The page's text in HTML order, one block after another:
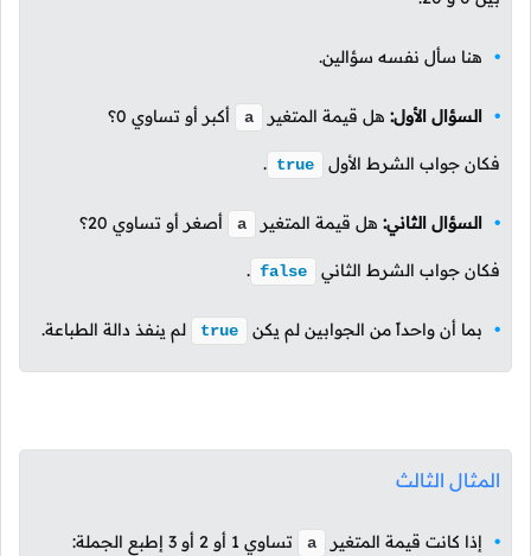
هنا سأل نفسه سؤالين.
السؤال الأول: هل قيمة المتغير a أكبر أو تساوي 0؟
فكان جواب الشرط الأول true
.
السؤال الثاني: هل قيمة المتغير a أصغر أو تساوي 20؟
فكان جواب الشرط الثاني false
.
بما أن واحداً من الجوابين لم يكن true لم ينفذ دالة الطباعة.
المثال الثالث
إذا كانت قيمة المتغير a تساوي 1 أو 2 أو 3 إطبع الجملة: